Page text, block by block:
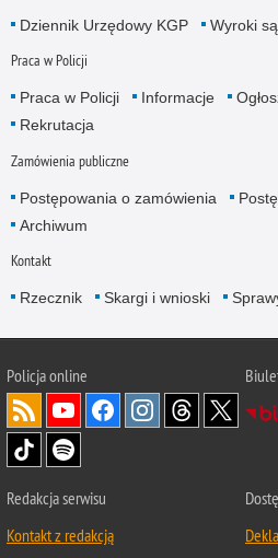
Dziennik Urzędowy KGP Wyroki
Praca w Policji
Praca w Policji Informacje
Rekrutacja
Zamówienia publiczne
Postępowania o zamówienia
Archiwum
Kontakt
Rzecznik Skargi i wnioski
Policjaonline
Redakcja serwisu
Kontakt z redakcją